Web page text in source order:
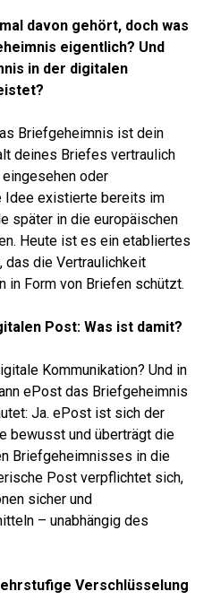
davon gehört, doch was
eigentlich? Und
in der digitalen
Briefgeheimnis ist dein
deines Briefes vertraulich
oder
Idee existierte bereits im
später in die europäischen
Heute ist es ein etabliertes
das die Vertraulichkeit
in Form von Briefen schützt.
Post: Was ist damit?
Kommunikation? Und in
ePost das Briefgeheimnis
Ja. ePost ist sich der
bewusst und überträgt die
Briefgeheimnisses in die
Post verpflichtet sich,
sicher und
– unabhängig des
Verschlüsselung